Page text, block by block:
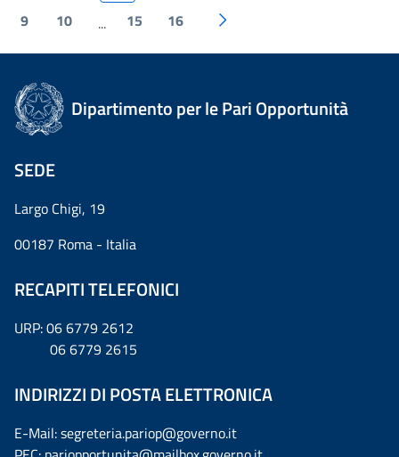
9
10 ... 15 16
Dipartimento per le Pari Opportunità
SEDE
Largo Chigi, 19
00187 Roma - Italia
RECAPITI TELEFONICI
URP: 06 6779 2612
06 6779 2615
INDIRIZZI DI POSTA ELETTRONICA
E-Mail: segreteria.pariop@governo.it